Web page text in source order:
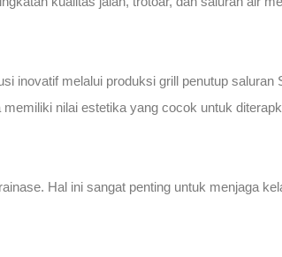
inovatif melalui produksi grill penutup saluran
nilai estetika yang cocok untuk
Hal ini sangat penting untuk menjaga